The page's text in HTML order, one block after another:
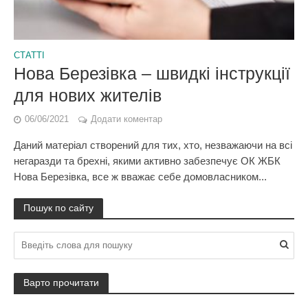
СТАТТІ
Нова Березівка – швидкі інструкції
для нових жителів
06/06/2021 Додати коментар
Даний матеріал створений для тих, хто, незважаючи на всі
негаразди та брехні, якими активно забезпечує ОК ЖБК
Нова Березівка, все ж вважає себе домовласником...
Пошук по сайту
Варто прочитати